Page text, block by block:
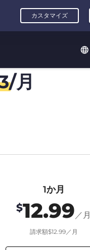
/月
1か月
$12.99 ／月
請求額$12.99／月